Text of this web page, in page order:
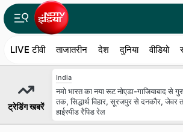
LIVE टीवी ताजातरीन देश दुनिया वीडियो
ट्रेडिंग खबरें
India
नमो भारत का नया रूट नोएडा-गाजियाबाद से
तक, सिद्धार्थ विहार, सूरजपुर से दनकौर, जेवर
हाईस्पीड रैपिड रेल